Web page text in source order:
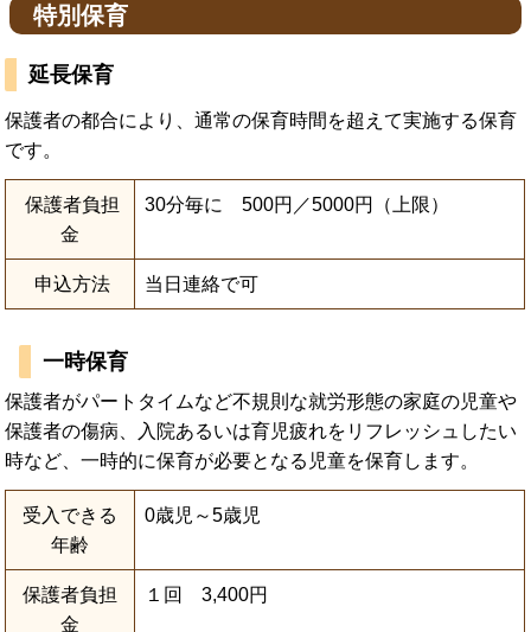
特別保育
延長保育
保護者の都合により、通常の保育時間を超えて実施する保育
です。
保護者負担
金
30分毎に 500円／5000円（上限）
申込方法 当日連絡で可
一時保育
保護者がパートタイムなど不規則な就労形態の家庭の児童や
保護者の傷病、入院あるいは育児疲れをリフレッシュしたい
時など、一時的に保育が必要となる児童を保育します。
受入できる
年齢
0歳児～5歳児
保護者負担
金
１回 3,400円